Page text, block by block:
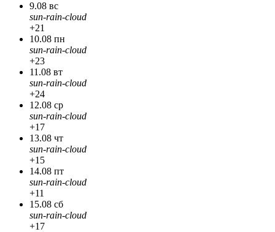
9.08 вс
sun-rain-cloud
+21
10.08 пн
sun-rain-cloud
+23
11.08 вт
sun-rain-cloud
+24
12.08 ср
sun-rain-cloud
+17
13.08 чт
sun-rain-cloud
+15
14.08 пт
sun-rain-cloud
+11
15.08 сб
sun-rain-cloud
+17